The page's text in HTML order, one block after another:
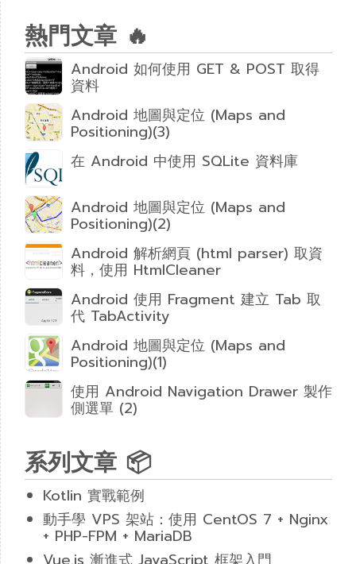
熱門文章 🔥
Android 如何使用 GET & POST 取得
資料
Android 地圖與定位 (Maps and
Positioning)(3)
在 Android 中使用 SQLite 資料庫
Android 地圖與定位 (Maps and
Positioning)(2)
Android 解析網頁 (html parser) 取資
料，使用 HtmlCleaner
Android 使用 Fragment 建立 Tab 取
代 TabActivity
Android 地圖與定位 (Maps and
Positioning)(1)
使用 Android Navigation Drawer 製作
側選單 (2)
系列文章 📦
Kotlin 實戰範例
動手學 VPS 架站：使用 CentOS 7 + Nginx
+ PHP-FPM + MariaDB